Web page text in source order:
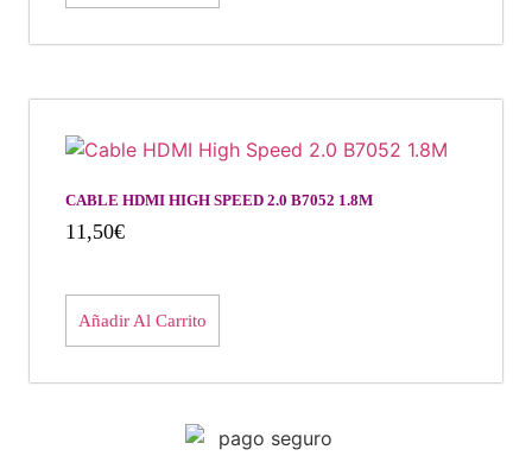
CABLE HDMI HIGH SPEED 2.0 B7052 1.8M
11,50€
Añadir Al Carrito